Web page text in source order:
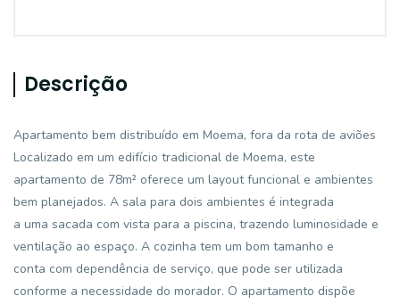
Descrição
Apartamento bem distribuído em Moema, fora da rota de aviões
Localizado em um edifício tradicional de Moema, este
apartamento de 78m² oferece um layout funcional e ambientes
bem planejados. A sala para dois ambientes é integrada
a uma sacada com vista para a piscina, trazendo luminosidade e
ventilação ao espaço. A cozinha tem um bom tamanho e
conta com dependência de serviço, que pode ser utilizada
conforme a necessidade do morador. O apartamento dispõe